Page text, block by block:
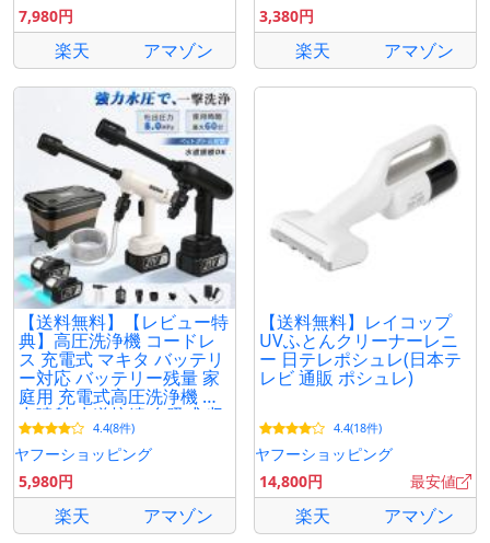
7,980円
楽天 アマゾン
3,380円
楽天 アマゾン
【送料無料】【レビュー特
典】高圧洗浄機 コードレ
ス 充電式 マキタ バッテリ
ー対応 バッテリー残量 家
庭用 充電式高圧洗浄機 強
力噴射 水道接続 自吸式 収
納ケース付 洗車
4.4(8件)
ヤフーショッピング
5,980円
楽天 アマゾン
【送料無料】レイコップ
UVふとんクリーナーレニ
ー 日テレポシュレ(日本テ
レビ 通販 ポシュレ)
4.4(18件)
ヤフーショッピング
14,800円
最安値
楽天 アマゾン